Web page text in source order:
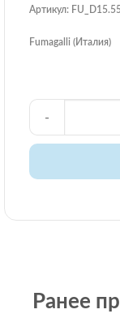
Артикул:
Fumagalli (Италия)
-
Ранее